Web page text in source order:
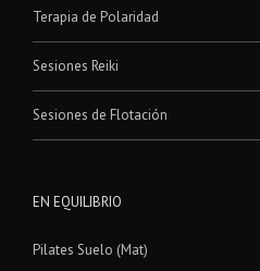
Terapia de Polaridad
Sesiones Reiki
Sesiones de Flotación
EN EQUILIBRIO
Pilates Suelo (Mat)